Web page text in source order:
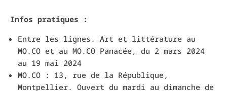
Infos pratiques :
Entre les lignes. Art et littérature au
MO.CO et au MO.CO Panacée, du 2 mars 2024
au 19 mai 2024
MO.CO : 13, rue de la République,
Montpellier. Ouvert du mardi au dimanche de